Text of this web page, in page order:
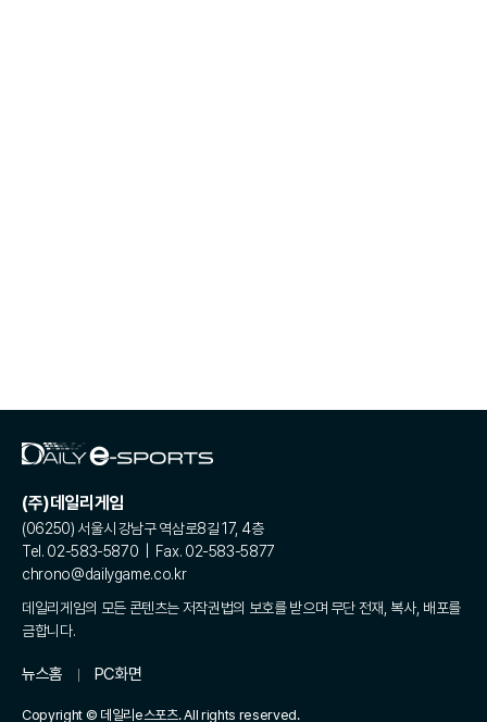
(주)데일리게임
(06250) 서울시 강남구 역삼로8길 17, 4층
Tel. 02-583-5870 | Fax. 02-583-5877
chrono@dailygame.co.kr
데일리게임의 모든 콘텐츠는 저작권법의 보호를 받으며 무단 전재, 복사, 배포를
금합니다.
뉴스홈 PC화면
Copyright © 데일리e스포츠. All rights reserved.